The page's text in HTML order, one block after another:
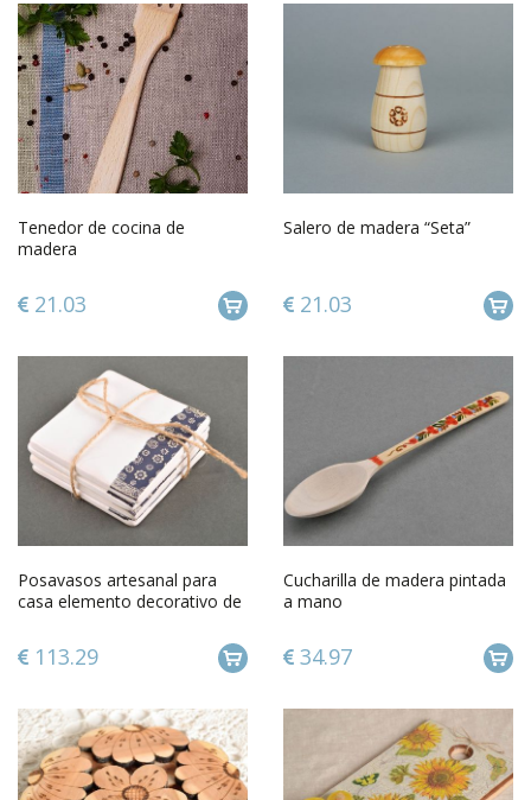
Tenedor de cocina de
madera
21.03
Salero de madera “Seta”
21.03
Posavasos artesanal para
casa elemento decorativo de
113.29
Cucharilla de madera pintada
a mano
34.97